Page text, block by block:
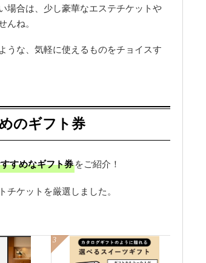
場合は、少し豪華なエステチケットや
ね。
うな、気軽に使えるものをチョイスす
のギフト券
すめなギフト券をご紹介！
ケットを厳選しました。